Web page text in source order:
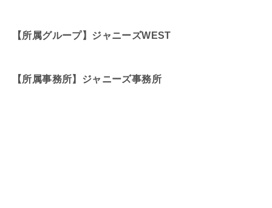
【所属グループ】ジャニーズWEST
【所属事務所】ジャニーズ事務所